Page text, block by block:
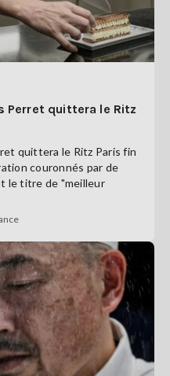
Perret quittera le Ritz
quittera le Ritz Paris fin
couronnés par de
le titre de "meilleur